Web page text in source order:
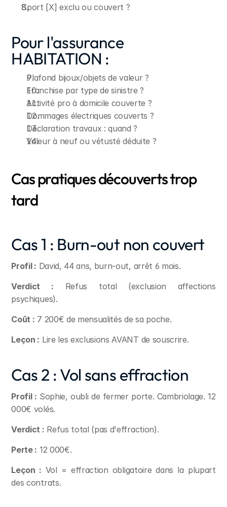
Sport [X] exclu ou couvert ?
Pour l'assurance
HABITATION :
Plafond bijoux/objets de valeur ?
Franchise par type de sinistre ?
Activité pro à domicile couverte ?
Dommages électriques couverts ?
Déclaration travaux : quand ?
Valeur à neuf ou vétusté déduite ?
Cas pratiques découverts trop
tard
Cas 1 : Burn-out non couvert
Profil : David, 44 ans, burn-out, arrêt 6 mois.
Verdict : Refus total (exclusion affections
psychiques).
Coût : 7 200€ de mensualités de sa poche.
Leçon : Lire les exclusions AVANT de souscrire.
Cas 2 : Vol sans effraction
Profil : Sophie, oubli de fermer porte. Cambriolage. 12
000€ volés.
Verdict : Refus total (pas d'effraction).
Perte : 12 000€.
Leçon : Vol = effraction obligatoire dans la plupart
des contrats.